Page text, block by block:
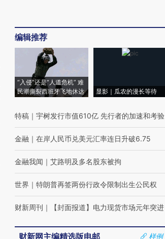
编辑推荐
“入侵”还是“人道危机” 难
民潮撕裂西班牙飞地休达
显影｜瓜农的漫长等待
特稿 ｜ 宇树发行市值610亿 先行者的加速和考验
金融 ｜ 在岸人民币兑美元汇率连日升破6.75
金融我闻 ｜ 艾路明及多名股东被拘
世界 ｜ 特朗普再签两份行政令限制出生公民权
财新周刊 ｜ 【封面报道】电力现货市场元年突进
财新网主编精选版电邮
样例